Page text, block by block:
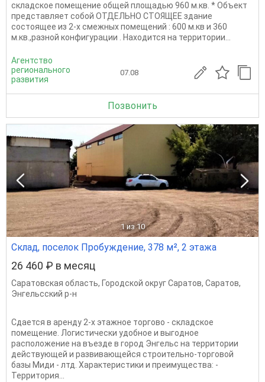
складское помещение общей площадью 960 м.кв. * Объект
представляет собой ОТДЕЛЬНО СТОЯЩЕЕ здание
состоящее из 2-х смежных помещений : 600 м.кв и 360
м.кв.,разной конфигурации . Находится на территории...
Агентство
регионального
развития
07.08
Позвонить
1 из 10
Склад, поселок Пробуждение, 378 м², 2 этажа
26 460 ₽ в месяц
Саратовская область, Городской округ Саратов, Саратов,
Энгельсский р-н
Сдается в аренду 2-х этажное торгово - складское
помещение. Логистически удобное и выгодное
расположение на въезде в город Энгельс на территории
действующей и развивающейся строительно-торговой
базы Миди - лтд. Характеристики и преимущества: -
Территория...